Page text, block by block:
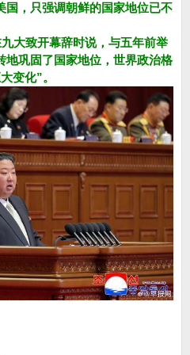
国，只强调朝鲜的国家地位已不
大致开幕辞时说，与五年前举
地巩固了国家地位，世界政治格
变化”。